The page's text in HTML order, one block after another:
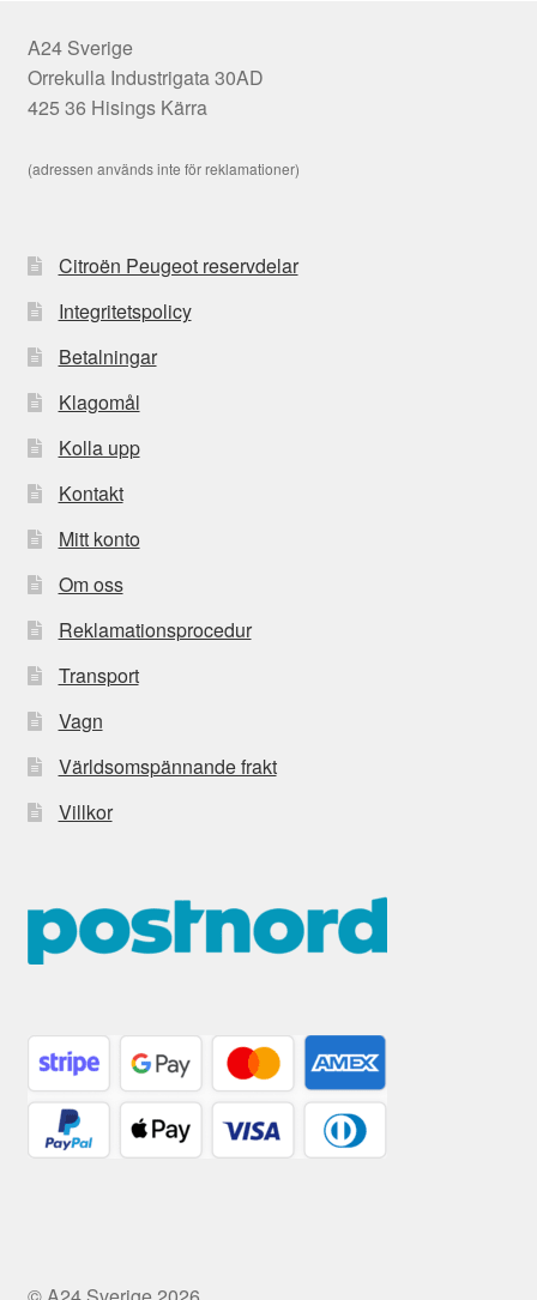
A24 Sverige
Orrekulla Industrigata 30AD
425 36 Hisings Kärra
(adressen används inte för reklamationer)
Citroën Peugeot reservdelar
Integritetspolicy
Betalningar
Klagomål
Kolla upp
Kontakt
Mitt konto
Om oss
Reklamationsprocedur
Transport
Vagn
Världsomspännande frakt
Villkor